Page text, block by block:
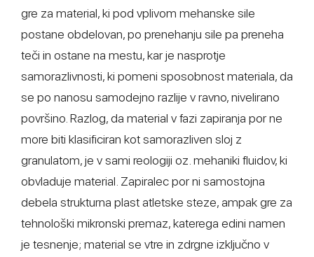
gre za material, ki pod vplivom mehanske sile
postane obdelovan, po prenehanju sile pa preneha
teči in ostane na mestu, kar je nasprotje
samorazlivnosti, ki pomeni sposobnost materiala, da
se po nanosu samodejno razlije v ravno, nivelirano
površino. Razlog, da material v fazi zapiranja por ne
more biti klasificiran kot samorazliven sloj z
granulatom, je v sami reologiji oz. mehaniki fluidov, ki
obvladuje material. Zapiralec por ni samostojna
debela strukturna plast atletske steze, ampak gre za
tehnološki mikronski premaz, katerega edini namen
je tesnenje; material se vtre in zdrgne izključno v